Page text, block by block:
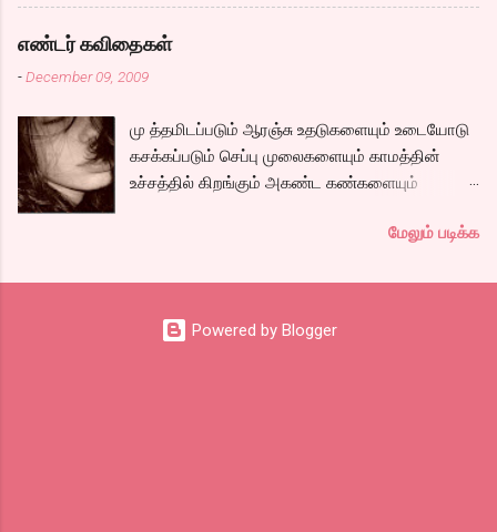
நிறைய தமிழ் வலைப்பூக்கள் நடத்துபவர்களும்
கலந்து கொண்டோம்.
எண்டர் கவிதைகள்
-December 09, 2009
மு த்தமிடப்படும் ஆரஞ்சு உதடுகளையும் உடையோடு
கசக்கப்படும் செப்பு முலைகளையும் காமத்தின்
உச்சத்தில் கிறங்கும் அகண்ட கண்களையும்
நீண்ட பயணமாய் வருடிச் செல்லும் பாம்புத்
அணைப்பையும் வேறொருவன் ஆளப்போவதை
தாங்கமுடியாமல் சாகிறேனடி நான். கவிதை by
கேபிள் சங்கர்( இப்படி நாமே சொல்லிட்டாத்தான்
மேலும் படிக்க
Powered by Blogger